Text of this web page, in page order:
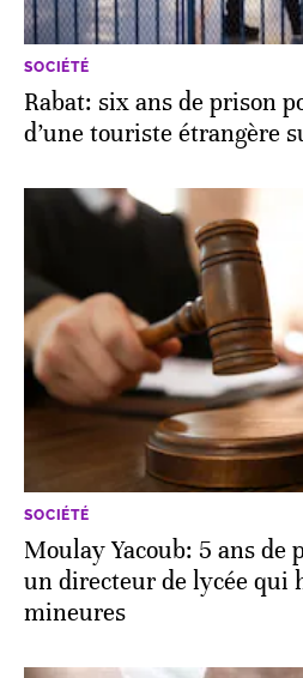
SOCIÉTÉ
Rabat: six ans de prison
d’une touriste étrangère
SOCIÉTÉ
Moulay Yacoub: 5 ans de
un directeur de lycée qui
mineures